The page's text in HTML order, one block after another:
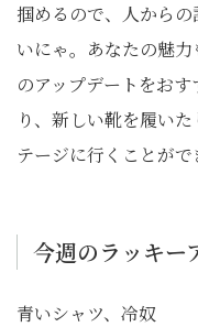
掴めるので、人から
いにゃ。あなたの魅
のアップデートをお
り、新しい靴を履い
テージに行くことがで
今週のラッキー
青いシャツ、冷奴